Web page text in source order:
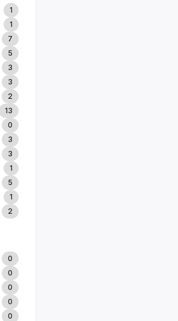
52
61
15
5
27
13
35
72
91
40
1
1
7
5
3
3
2
13
0
3
3
1
5
1
2
20
17
6
0
4
0
0
0
0
0